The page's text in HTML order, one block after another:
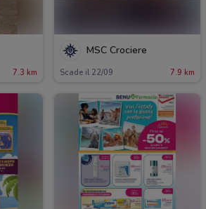
7.3 km
MSC Crociere
Scade il 22/09 7.9 km